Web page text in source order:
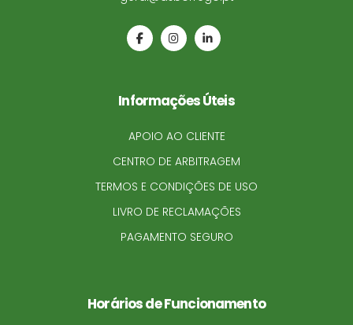
Informações Úteis
APOIO AO CLIENTE
CENTRO DE ARBITRAGEM
TERMOS E CONDIÇÕES DE USO
LIVRO DE RECLAMAÇÕES
PAGAMENTO SEGURO
Horários de Funcionamento